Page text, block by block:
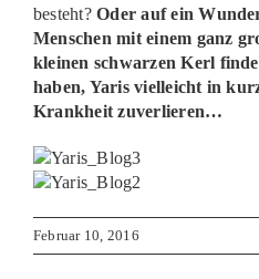
besteht?Oder auf ein
Menschen mit einem ganz
kleinen schwarzen Kerl
haben, Yaris vielleicht in
Krankheit zuverlieren…
Februar 10, 2016